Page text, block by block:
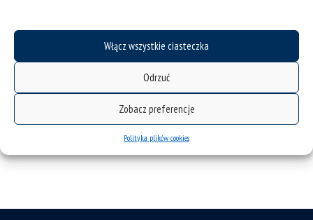
Włącz wszystkie ciasteczka
Odrzuć
Zobacz preferencje
Polityka plików cookies